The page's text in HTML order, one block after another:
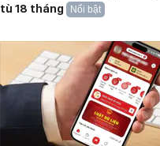
tù 18 tháng
Nổi bật